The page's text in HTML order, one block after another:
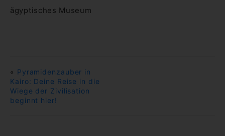
ägyptisches Museum
« Pyramidenzauber in
Kairo: Deine Reise in die
Wiege der Zivilisation
beginnt hier!